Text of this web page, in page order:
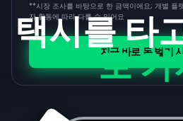
**시장 조사를 바탕으로 한 금액이에요; 개별 플
자 활동에 따라 다를 수 있어요
지금 바로 돈 벌기
택시를 타
로